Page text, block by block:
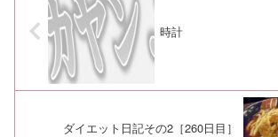
時計
ダイエット日記その2［260日目］